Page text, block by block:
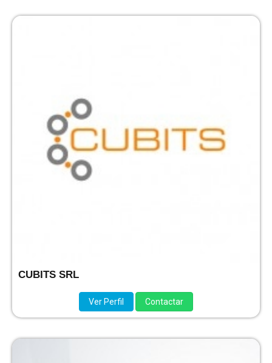
CUBITS SRL
Ver Perfil Contactar